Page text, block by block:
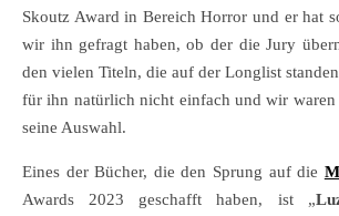
Skoutz Award in Bereich Horror und er hat
wir ihn gefragt haben, ob der die Jury
den vielen Titeln, die auf der Longlist
für ihn natürlich nicht einfach und wir waren
seine Auswahl.
Eines der Bücher, die den Sprung auf die
Awards 2023 geschafft haben, ist „